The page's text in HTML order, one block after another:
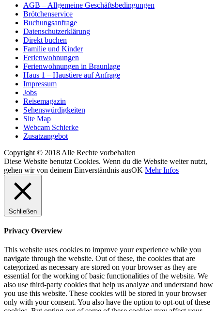
AGB – Allgemeine Geschäftsbedingungen
Brötchenservice
Buchungsanfrage
Datenschutzerklärung
Direkt buchen
Familie und Kinder
Ferienwohnungen
Ferienwohnungen in Braunlage
Haus 1 – Haustiere auf Anfrage
Impressum
Jobs
Reisemagazin
Sehenswürdigkeiten
Site Map
Webcam Schierke
Zusatzangebot
Copyright © 2018 Alle Rechte vorbehalten
Diese Website benutzt Cookies. Wenn du die Website weiter nutzt,
gehen wir von deinem Einverständnis ausOK Mehr Infos
Schließen
Privacy Overview
This website uses cookies to improve your experience while you
navigate through the website. Out of these, the cookies that are
categorized as necessary are stored on your browser as they are
essential for the working of basic functionalities of the website. We
also use third-party cookies that help us analyze and understand how
you use this website. These cookies will be stored in your browser
only with your consent. You also have the option to opt-out of these